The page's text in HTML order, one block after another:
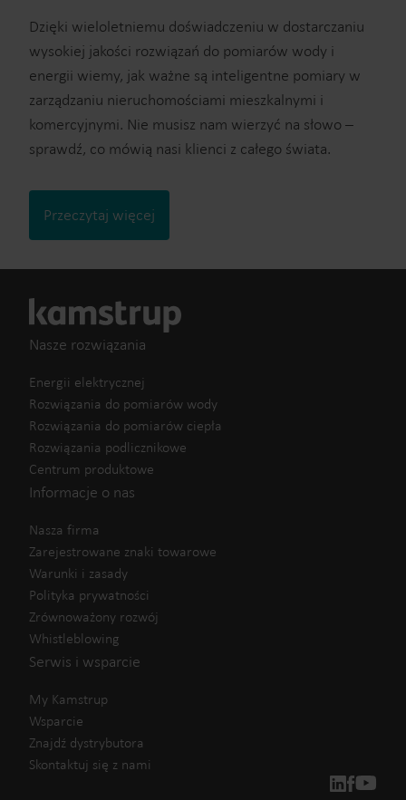
Dzięki wieloletniemu doświadczeniu w dostarczaniu
wysokiej jakości rozwiązań do pomiarów wody i
energii wiemy, jak ważne są inteligentne pomiary w
zarządzaniu nieruchomościami mieszkalnymi i
komercyjnymi. Nie musisz nam wierzyć na słowo –
sprawdź, co mówią nasi klienci z całego świata.
Przeczytaj więcej
Nasze rozwiązania
Energii elektrycznej
Rozwiązania do pomiarów wody
Rozwiązania do pomiarów ciepła
Rozwiązania podlicznikowe
Centrum produktowe
Informacje o nas
Nasza firma
Zarejestrowane znaki towarowe
Warunki i zasady
Polityka prywatności
Zrównoważony rozwój
Whistleblowing
Serwis i wsparcie
My Kamstrup
Wsparcie
Znajdź dystrybutora
Skontaktuj się z nami